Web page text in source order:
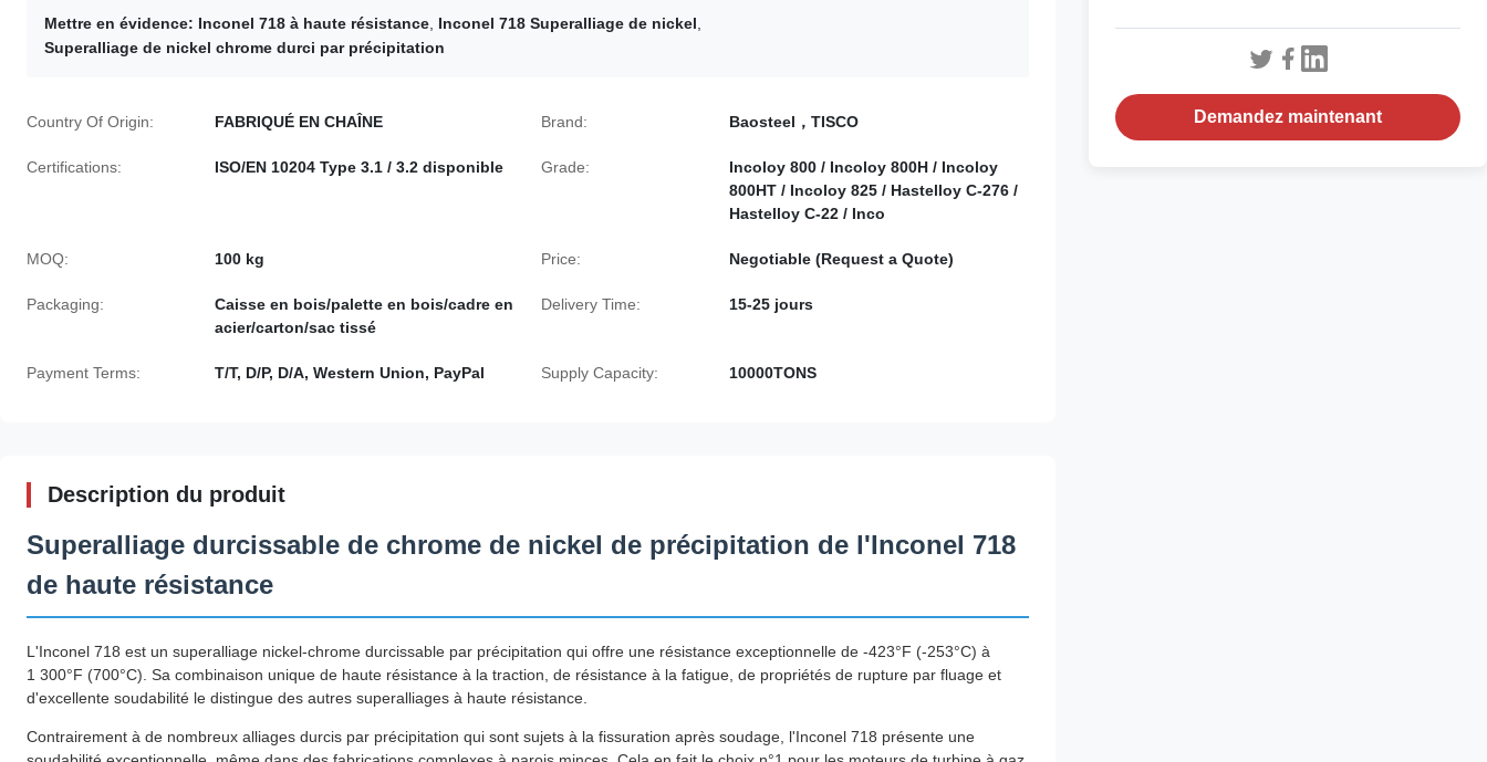
Mettre en évidence: Inconel 718 à haute résistance Inconel 718 Superalliage de nickel
Superalliage de nickel chrome durci par précipitation
Country Of Origin: FABRIQUÉ EN CHAÎNE Brand: Baosteel，TISCO
Certifications: ISO/EN 10204 Type 3.1 / 3.2 disponible Grade:
Incoloy 800 / Incoloy 800H / Incoloy
800HT / ​​Incoloy 825 / Hastelloy C-276 /
Hastelloy C-22 / Inco
MOQ: 100 kg Price: Negotiable (Request a Quote)
Packaging:
Caisse en bois/palette en bois/cadre en
acier/carton/sac tissé
Delivery Time: 15-25 jours
Payment Terms: T/T, D/P, D/A, Western Union, PayPal Supply Capacity: 10000TONS
Description du produit
Superalliage durcissable de chrome de nickel de précipitation de l'Inconel 718
de haute résistance
L'Inconel 718 est un superalliage nickel-chrome durcissable par précipitation qui offre une résistance exceptionnelle de -423°F (-253°C) à
1 300°F (700°C). Sa combinaison unique de haute résistance à la traction, de résistance à la fatigue, de propriétés de rupture par fluage et
d'excellente soudabilité le distingue des autres superalliages à haute résistance.
Contrairement à de nombreux alliages durcis par précipitation qui sont sujets à la fissuration après soudage, l'Inconel 718 présente une
Demandez maintenant